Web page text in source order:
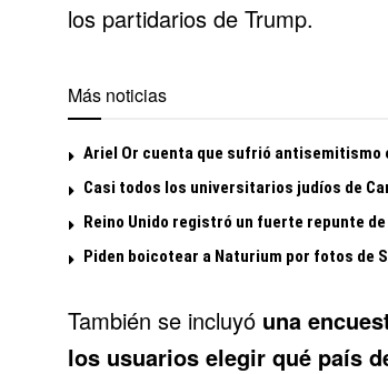
los partidarios de Trump.
Más noticias
Ariel Or cuenta que sufrió antisemitismo
Casi todos los universitarios judíos de
Reino Unido registró un fuerte repunte
Piden boicotear a Naturium por fotos de
También se incluyó una
los usuarios elegir qué país